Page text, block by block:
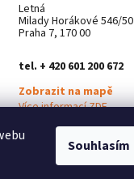
Souhlasím
Letná
Milady Horákové 546/50
Praha 7, 170 00
tel. + 420 601 200 672
Zobrazit na mapě
Více informací ZDE